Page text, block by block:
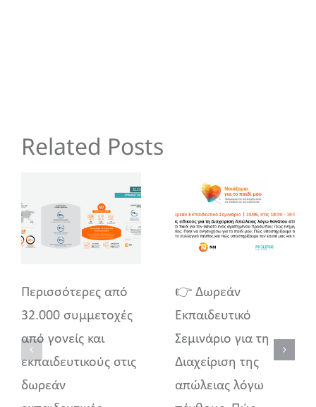
Related Posts
Περισσότερες από
32.000 συμμετοχές
από γονείς και
εκπαιδευτικούς στις
δωρεάν
👉 Δωρεάν
Εκπαιδευτικό
Σεμινάριο για τη
Διαχείριση της
απώλειας λόγω